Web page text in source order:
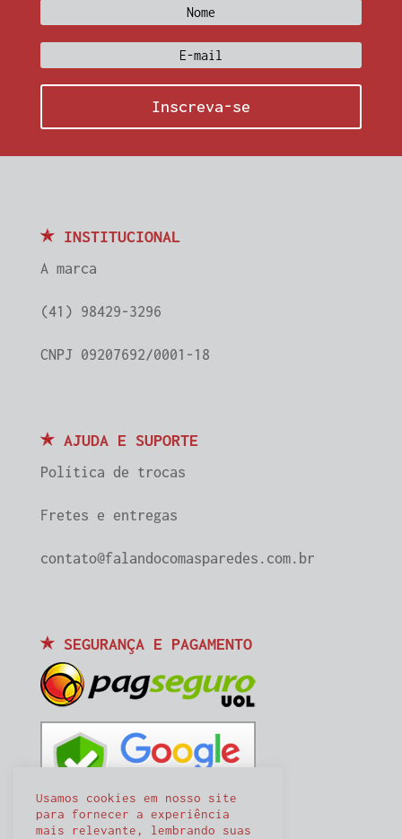
Inscreva-se
INSTITUCIONAL
A marca
(41) 98429-3296
CNPJ 09207692/0001-18
AJUDA E SUPORTE
Política de trocas
Fretes e entregas
contato@falandocomasparedes.com.br
SEGURANÇA E PAGAMENTO
Usamos cookies em nosso site
para fornecer a experiência
mais relevante, lembrando suas